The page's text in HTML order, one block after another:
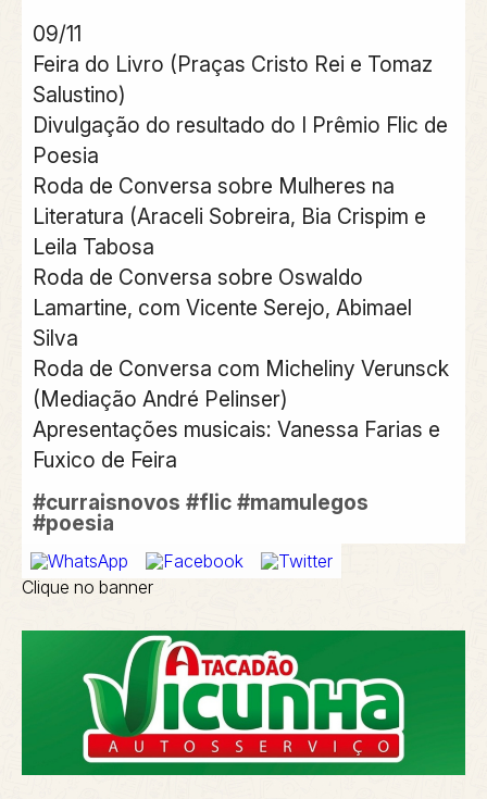
09/11
Feira do Livro (Praças Cristo Rei e Tomaz
Salustino)
Divulgação do resultado do I Prêmio Flic de
Poesia
Roda de Conversa sobre Mulheres na
Literatura (Araceli Sobreira, Bia Crispim e
Leila Tabosa
Roda de Conversa sobre Oswaldo
Lamartine, com Vicente Serejo, Abimael
Silva
Roda de Conversa com Micheliny Verunsck
(Mediação André Pelinser)
Apresentações musicais: Vanessa Farias e
Fuxico de Feira
#curraisnovos #flic #mamulegos
#poesia
Clique no banner